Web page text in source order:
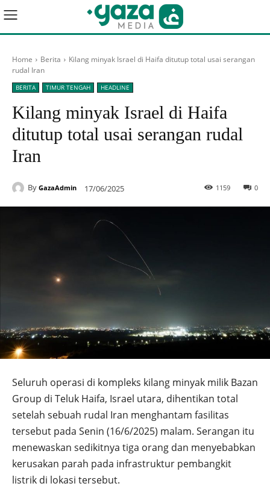
Home Berita
Kilang minyak Israel di Haifa ditutup total usai serangan
rudal Iran
BERITA TIMUR TENGAH HEADLINE
Kilang minyak Israel di Haifa
ditutup total usai serangan rudal
Iran
By GazaAdmin 17/06/2025 0
1159
Seluruh operasi di kompleks kilang minyak milik Bazan
Group di Teluk Haifa, Israel utara, dihentikan total
setelah sebuah rudal Iran menghantam fasilitas
tersebut pada Senin (16/6/2025) malam. Serangan itu
menewaskan sedikitnya tiga orang dan menyebabkan
kerusakan parah pada infrastruktur pembangkit
listrik di lokasi tersebut.